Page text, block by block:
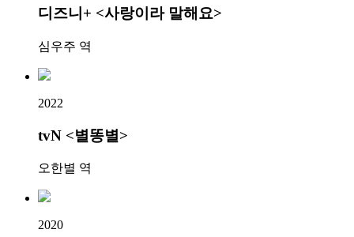
디즈니+ <사랑이라 말해요>
심우주 역
2022
tvN <별똥별>
오한별 역
2020